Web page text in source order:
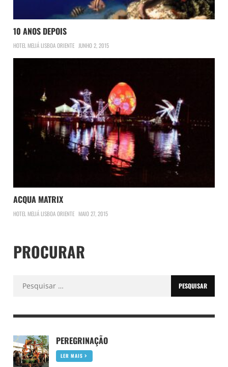
10 ANOS DEPOIS
HOTEL MELIÁ LISBOA ORIENTE JUNHO 2, 2015
ACQUA MATRIX
HOTEL MELIÁ LISBOA ORIENTE MAIO 27, 2015
PROCURAR
Pesquisar
PEREGRINAÇÃO
LER MAIS